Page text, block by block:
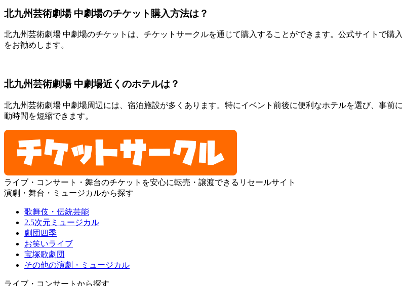
北九州芸術劇場 中劇場のチケット購入方法は？
北九州芸術劇場 中劇場のチケットは、チケットサークルを通じて購入することができます。公式サイトで
をお勧めします。
北九州芸術劇場 中劇場近くのホテルは？
北九州芸術劇場 中劇場周辺には、宿泊施設が多くあります。特にイベント前後に便利なホテルを選び、事
動時間を短縮できます。
ライブ・コンサート・舞台のチケットを安心に転売・譲渡できるリセールサイト
演劇・舞台・ミュージカルから探す
歌舞伎・伝統芸能
2.5次元ミュージカル
劇団四季
お笑いライブ
宝塚歌劇団
その他の演劇・ミュージカル
ライブ・コンサートから探す